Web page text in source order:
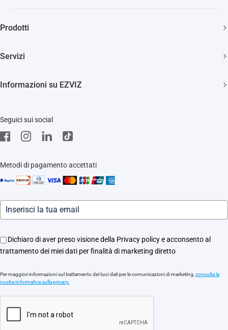
Prodotti
Citofonia e Spioncini
Servizi
Stores
Informazioni legali
Assistenza Motori Apricancello
Informazioni su EZVIZ
EZVIZ Green
EZVIZ CSR
Eventi
Seguici sui social
Metodi di pagamento accettati
Dichiaro di aver preso visione della Privacy policy e acconsento al
trattamento dei miei dati per finalità di marketing diretto
Per maggiori informazioni sul trattamento dei tuoi dati per le comunicazioni di marketing,consulta la
nostra Informativa sulla privacy.